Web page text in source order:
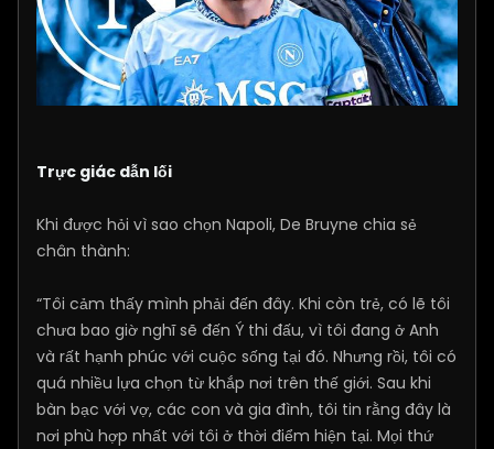
Trực giác dẫn lối
Khi được hỏi vì sao chọn Napoli, De Bruyne chia sẻ
chân thành:
“Tôi cảm thấy mình phải đến đây. Khi còn trẻ, có lẽ tôi
chưa bao giờ nghĩ sẽ đến Ý thi đấu, vì tôi đang ở Anh
và rất hạnh phúc với cuộc sống tại đó. Nhưng rồi, tôi có
quá nhiều lựa chọn từ khắp nơi trên thế giới. Sau khi
bàn bạc với vợ, các con và gia đình, tôi tin rằng đây là
nơi phù hợp nhất với tôi ở thời điểm hiện tại. Mọi thứ